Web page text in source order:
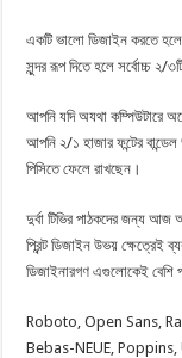
একটি ভালো ডিজাইন করতে
সুন্দর রূপ দিতে হলে সর্বোচ্চ ২/
আপনি যদি অযথা কম্পিউটারে
আপনি ২/১ হাজার ফন্টের
পিসিতে ফেলে রাখছেন।
দুর্বা টিভির পাঠকদের জন্য আজ
প্রিন্ট ডিজাইন উভয় ক্ষেত্রেই
ডিজাইনারগণ এগুলোকেই বেশি
Roboto, Open Sans,
Bebas-NEUE, Poppins,